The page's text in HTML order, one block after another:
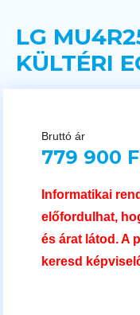
LG
KÜLTÉRI
Bruttó ár
779 900
Informatikai
előfordulhat,
és árat látod. A
keresd